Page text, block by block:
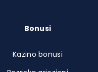
Bonusi
Kazino bonusi